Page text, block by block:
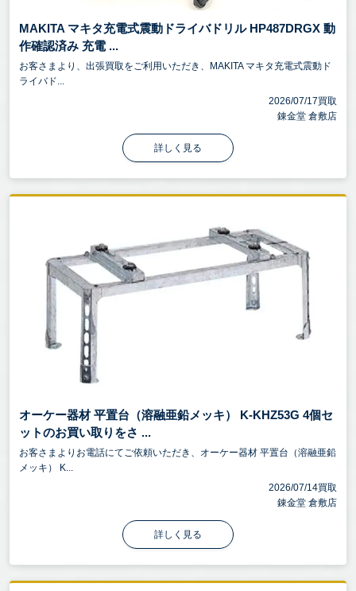
MAKITA マキタ充電式震動ドライバドリル HP487DRGX 動
作確認済み 充電 ...
お客さまより、出張買取をご利用いただき、MAKITA マキタ充電式震動ド
ライバド...
2026/07/17買取
錬金堂 倉敷店
詳しく見る
オーケー器材 平置台（溶融亜鉛メッキ） K-KHZ53G 4個セ
ットのお買い取りをさ ...
お客さまよりお電話にてご依頼いただき、オーケー器材 平置台（溶融亜鉛
メッキ） K...
2026/07/14買取
錬金堂 倉敷店
詳しく見る